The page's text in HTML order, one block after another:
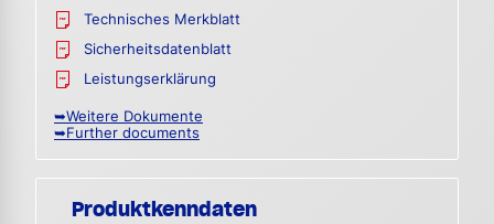
Technisches Merkblatt
Sicherheitsdatenblatt
Leistungserklärung
➥Weitere Dokumente
➥Further documents
Produktkenndaten